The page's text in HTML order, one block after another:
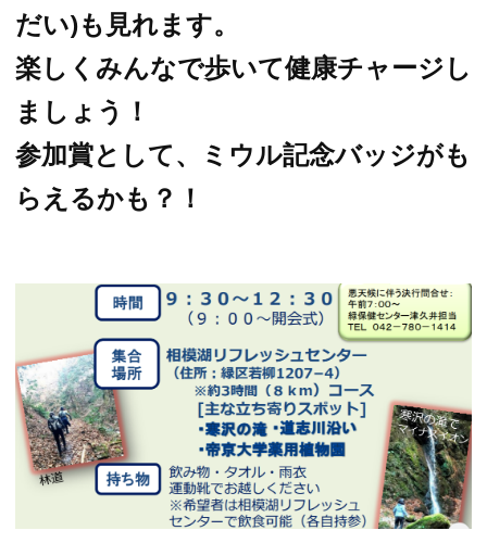
だい)も見れます。
楽しくみんなで歩いて健康チャージし
ましょう！
参加賞として、ミウル記念バッジがも
らえるかも？！